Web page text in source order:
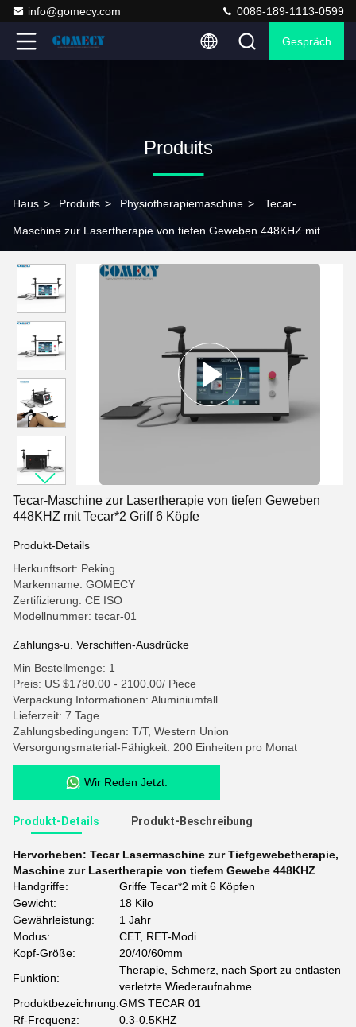
info@gomecy.com 0086-189-1113-0599
Gespräch
Produits
Haus > Produits > Physiotherapiemaschine > Tecar-
Maschine zur Lasertherapie von tiefen Geweben 448KHZ mit
Tecar-Maschine zur Lasertherapie von tiefen Geweben
448KHZ mit Tecar*2 Griff 6 Köpfe
Produkt-Details
Herkunftsort: Peking
Markenname: GOMECY
Zertifizierung: CE ISO
Modellnummer: tecar-01
Zahlungs-u. Verschiffen-Ausdrücke
Min Bestellmenge: 1
Preis: US $1780.00 - 2100.00/ Piece
Verpackung Informationen: Aluminiumfall
Lieferzeit: 7 Tage
Zahlungsbedingungen: T/T, Western Union
Versorgungsmaterial-Fähigkeit: 200 Einheiten pro Monat
Wir Reden Jetzt.
Produkt-Details Produkt-Beschreibung
Hervorheben: Tecar Lasermaschine zur Tiefgewebetherapie,
Maschine zur Lasertherapie von tiefem Gewebe 448KHZ
Handgriffe:
Griffe Tecar*2 mit 6 Köpfen
Gewicht:
18 Kilo
Gewährleistung:
1 Jahr
Modus:
CET, RET-Modi
Kopf-Größe:
20/40/60mm
Funktion:
Therapie, Schmerz, nach Sport zu entlasten
verletzte Wiederaufnahme
Produktbezeichnung:GMS TECAR 01
Rf-Frequenz:
0.3-0.5KHZ